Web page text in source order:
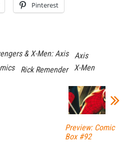
Pinterest
& X-Men: Axis
Axis
Rick Remender X-Men
Preview: Comic
Box #92